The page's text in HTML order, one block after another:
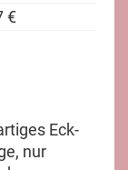
€
Eck-
nur